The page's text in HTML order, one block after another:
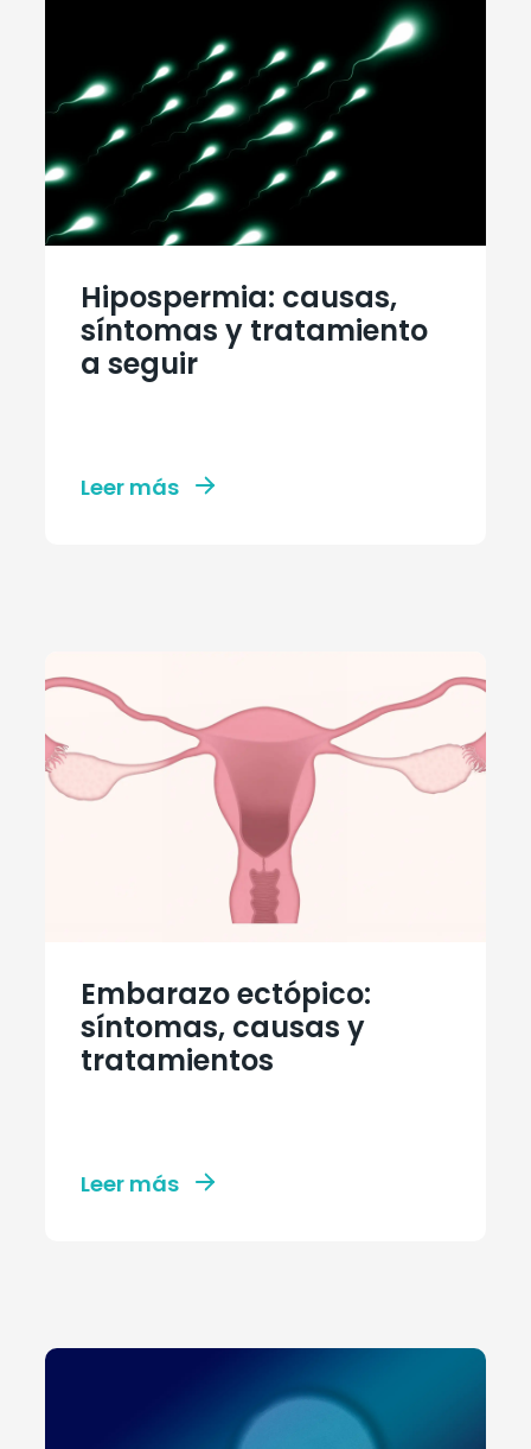
Hipospermia: causas,
síntomas y tratamiento
a seguir
Leer más
Embarazo ectópico:
síntomas, causas y
tratamientos
Leer más